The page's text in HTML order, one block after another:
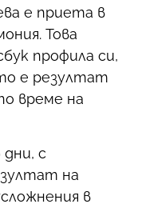
е приета в
Това
профила си,
е резултат
време на
с
на
в